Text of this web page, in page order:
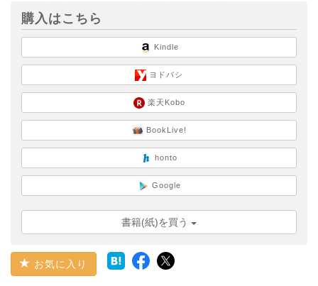
購入はこちら
Kindle
ヨドバシ
楽天Kobo
BookLive!
honto
Google
書籍(紙)を買う
お気に入り